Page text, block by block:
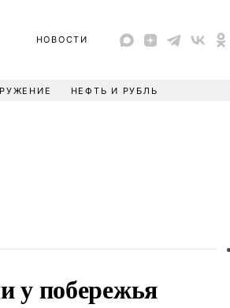
НОВОСТИ
НЕФТЬ И РУБЛЬ
у побережья